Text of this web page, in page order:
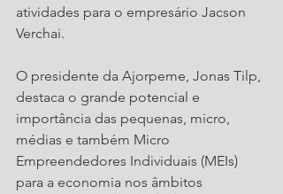
atividades para o empresário Jacson
Verchai.
O presidente da Ajorpeme, Jonas Tilp,
destaca o grande potencial e
importância das pequenas, micro,
médias e também Micro
Empreendedores Individuais (MEIs)
para a economia nos âmbitos